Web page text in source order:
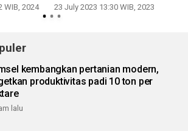
WIB, 2024 23 July 2023 13:30 WIB, 2023
kembangkan pertanian modern,
produktivitas padi 10 ton per
lalu